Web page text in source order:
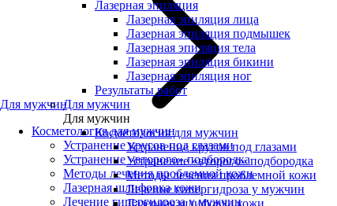
Для мужчин
Косметология для мужчин
Устранение кругов под глазами
Устранение «второго» подбородка
Методы лечения проблемной кожи
Лазерная шлифовка кожи
Лечение гипергидроза у мужчин
Лазерная эпиляция
Лазерная эпиляция лица
Лазерная эпиляция подмышек
Лазерная эпиляция тела
Лазерная эпиляция бикини
Лазерная эпиляция ног
Результаты работ
Для мужчин
Для мужчин
Косметология для мужчин
Устранение кругов под глазами
Устранение «второго» подбородка
Методы лечения проблемной кожи
Лечение гипергидроза у мужчин
Лазерная шлифовка кожи